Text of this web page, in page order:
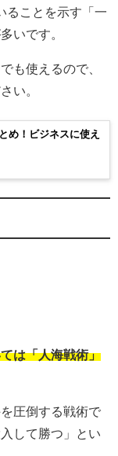
ることを示す「一
いです。
も使えるので、
い。
め！ビジネスに使え
は「人海戦術」
圧倒する戦術で
して勝つ」とい